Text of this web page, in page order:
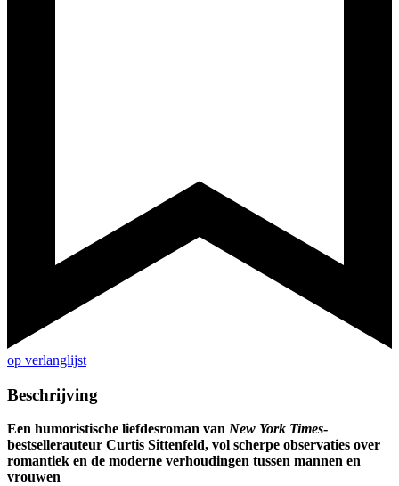
op verlanglijst
Beschrijving
Een humoristische liefdesroman van New York Times-
bestsellerauteur Curtis Sittenfeld, vol scherpe observaties over
romantiek en de moderne verhoudingen tussen mannen en
vrouwen